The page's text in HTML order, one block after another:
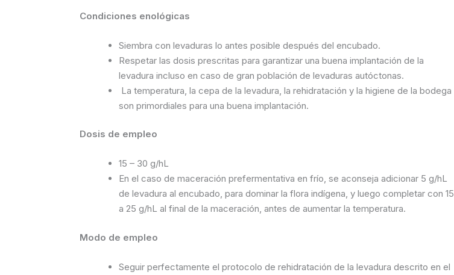
Condiciones enológicas
Siembra con levaduras lo antes posible después del encubado.
Respetar las dosis prescritas para garantizar una buena implantación de la
levadura incluso en caso de gran población de levaduras autóctonas.
La temperatura, la cepa de la levadura, la rehidratación y la higiene de la bodega
son primordiales para una buena implantación.
Dosis de empleo
15 – 30 g/hL
En el caso de maceración prefermentativa en frío, se aconseja adicionar 5 g/hL
de levadura al encubado, para dominar la flora indígena, y luego completar con 15
a 25 g/hL al final de la maceración, antes de aumentar la temperatura.
Modo de empleo
Seguir perfectamente el protocolo de rehidratación de la levadura descrito en el